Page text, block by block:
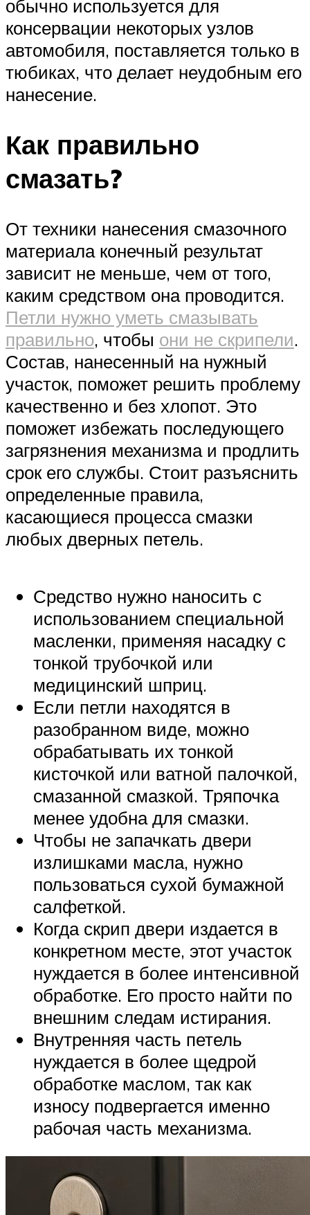
обычно используется для
консервации некоторых узлов
автомобиля, поставляется только в
тюбиках, что делает неудобным его
нанесение.
Как правильно
смазать?
От техники нанесения смазочного
материала конечный результат
зависит не меньше, чем от того,
каким средством она проводится.
Петли нужно уметь смазывать
правильно, чтобы они не скрипели.
Состав, нанесенный на нужный
участок, поможет решить проблему
качественно и без хлопот. Это
поможет избежать последующего
загрязнения механизма и продлить
срок его службы. Стоит разъяснить
определенные правила,
касающиеся процесса смазки
любых дверных петель.
Средство нужно наносить с
использованием специальной
масленки, применяя насадку с
тонкой трубочкой или
медицинский шприц.
Если петли находятся в
разобранном виде, можно
обрабатывать их тонкой
кисточкой или ватной палочкой,
смазанной смазкой. Тряпочка
менее удобна для смазки.
Чтобы не запачкать двери
излишками масла, нужно
пользоваться сухой бумажной
салфеткой.
Когда скрип двери издается в
конкретном месте, этот участок
нуждается в более интенсивной
обработке. Его просто найти по
внешним следам истирания.
Внутренняя часть петель
нуждается в более щедрой
обработке маслом, так как
износу подвергается именно
рабочая часть механизма.